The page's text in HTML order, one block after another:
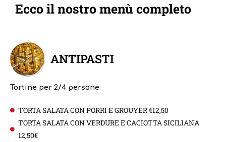
Ecco il nostro menù completo
ANTIPASTI
Tortine per 2/4 persone
TORTA SALATA CON PORRI E GROUYER €12,50
TORTA SALATA CON VERDURE E CACIOTTA SICILIANA
12,50€